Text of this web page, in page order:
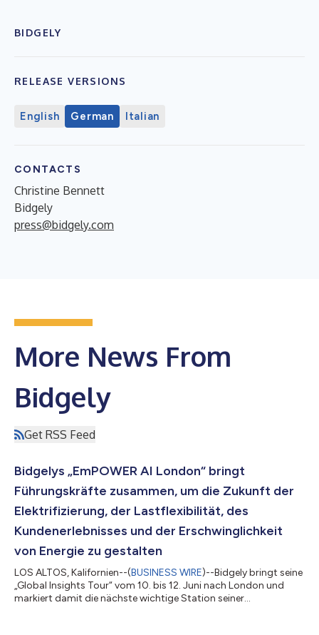
BIDGELY
RELEASE VERSIONS
English German Italian
CONTACTS
Christine Bennett
Bidgely
press@bidgely.com
More News From
Bidgely
Get RSS Feed
Bidgelys „EmPOWER AI London“ bringt
Führungskräfte zusammen, um die Zukunft der
Elektrifizierung, der Lastflexibilität, des
Kundenerlebnisses und der Erschwinglichkeit
von Energie zu gestalten
LOS ALTOS, Kalifornien--(BUSINESS WIRE)--Bidgely bringt seine
„Global Insights Tour“ vom 10. bis 12. Juni nach London und
markiert damit die nächste wichtige Station seiner